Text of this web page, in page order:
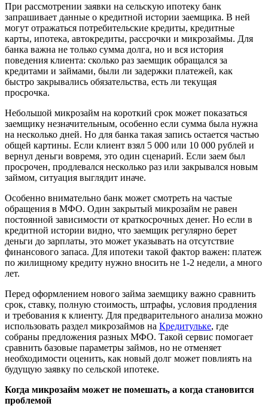
При рассмотрении заявки на сельскую ипотеку банк
запрашивает данные о кредитной истории заемщика. В ней
могут отражаться потребительские кредиты, кредитные
карты, ипотека, автокредиты, рассрочки и микрозаймы. Для
банка важна не только сумма долга, но и вся история
поведения клиента: сколько раз заемщик обращался за
кредитами и займами, были ли задержки платежей, как
быстро закрывались обязательства, есть ли текущая
просрочка.
Небольшой микрозайм на короткий срок может показаться
заемщику незначительным, особенно если сумма была нужна
на несколько дней. Но для банка такая запись остается частью
общей картины. Если клиент взял 5 000 или 10 000 рублей и
вернул деньги вовремя, это один сценарий. Если заем был
просрочен, продлевался несколько раз или закрывался новым
займом, ситуация выглядит иначе.
Особенно внимательно банк может смотреть на частые
обращения в МФО. Один закрытый микрозайм не равен
постоянной зависимости от краткосрочных денег. Но если в
кредитной истории видно, что заемщик регулярно берет
деньги до зарплаты, это может указывать на отсутствие
финансового запаса. Для ипотеки такой фактор важен: платеж
по жилищному кредиту нужно вносить не 1-2 недели, а много
лет.
Перед оформлением нового займа заемщику важно сравнить
срок, ставку, полную стоимость, штрафы, условия продления
и требования к клиенту. Для предварительного анализа можно
использовать раздел микрозаймов на Кредитульке, где
собраны предложения разных МФО. Такой сервис помогает
сравнить базовые параметры займов, но не отменяет
необходимости оценить, как новый долг может повлиять на
будущую заявку по сельской ипотеке.
Когда микрозайм может не помешать, а когда становится
проблемой